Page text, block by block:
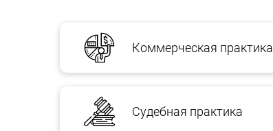
Коммерческая практика
Судебная практика